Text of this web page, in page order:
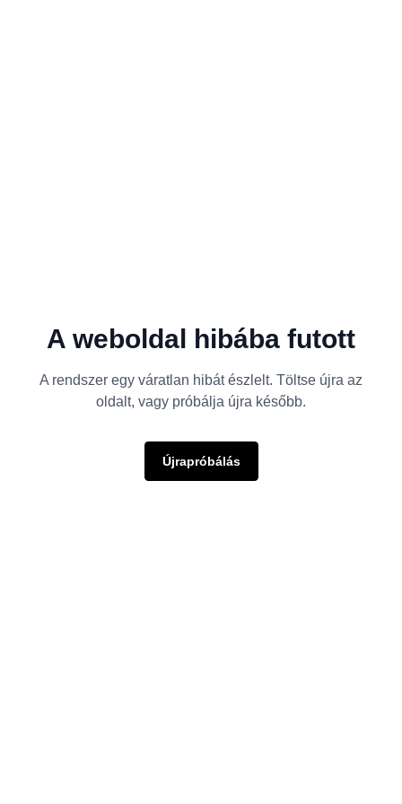
A weboldal hibába futott
A rendszer egy váratlan hibát észlelt. Töltse újra az
oldalt, vagy próbálja újra később.
Újrapróbálás